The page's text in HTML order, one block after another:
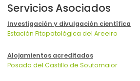
Servicios Asociados
Investigación y divulgación científica
Estación Fitopatológica del Areeiro
Alojamientos acreditados
Posada del Castillo de Soutomaior